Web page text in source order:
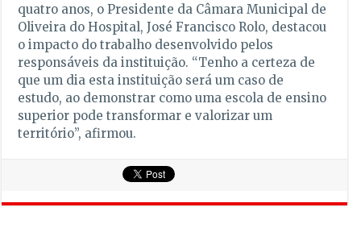
quatro anos, o Presidente da Câmara Municipal de
Oliveira do Hospital, José Francisco Rolo, destacou
o impacto do trabalho desenvolvido pelos
responsáveis da instituição. “Tenho a certeza de
que um dia esta instituição será um caso de
estudo, ao demonstrar como uma escola de ensino
superior pode transformar e valorizar um
território”, afirmou.